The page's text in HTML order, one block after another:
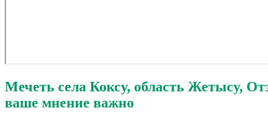
Мечеть села Коксу, область Жетысу,
ваше мнение важно